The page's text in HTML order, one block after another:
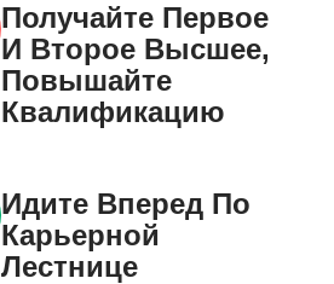
Получайте Первое
И Второе Высшее,
Повышайте
Квалификацию
Идите Вперед По
Карьерной
Лестнице